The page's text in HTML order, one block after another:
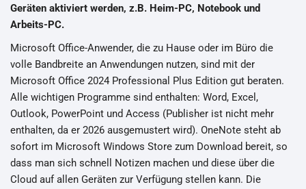
Geräten aktiviert werden, z.B. Heim-PC, Notebook und
Arbeits-PC.
Microsoft Office-Anwender, die zu Hause oder im Büro die
volle Bandbreite an Anwendungen nutzen, sind mit der
Microsoft Office 2024 Professional Plus Edition gut beraten.
Alle wichtigen Programme sind enthalten: Word, Excel,
Outlook, PowerPoint und Access (Publisher ist nicht mehr
enthalten, da er 2026 ausgemustert wird). OneNote steht ab
sofort im Microsoft Windows Store zum Download bereit, so
dass man sich schnell Notizen machen und diese über die
Cloud auf allen Geräten zur Verfügung stellen kann. Die